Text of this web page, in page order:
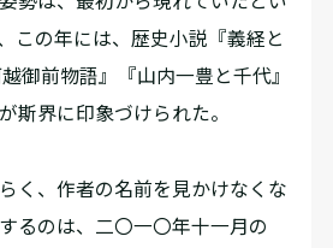
この年には、歴史小説『義経と
御前物語』『山内一豊と千代』
斯界に印象づけられた。
く、作者の名前を見かけなくな
るのは、二〇一〇年十一月の